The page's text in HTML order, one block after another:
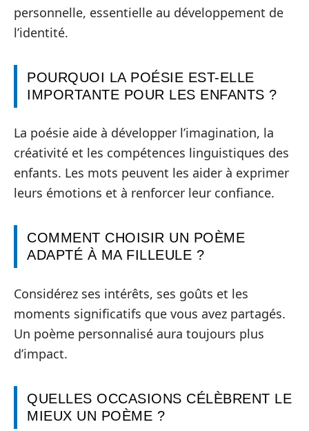
personnelle, essentielle au développement de
l’identité.
POURQUOI LA POÉSIE EST-ELLE
IMPORTANTE POUR LES ENFANTS ?
La poésie aide à développer l’imagination, la
créativité et les compétences linguistiques des
enfants. Les mots peuvent les aider à exprimer
leurs émotions et à renforcer leur confiance.
COMMENT CHOISIR UN POÈME
ADAPTÉ À MA FILLEULE ?
Considérez ses intérêts, ses goûts et les
moments significatifs que vous avez partagés.
Un poème personnalisé aura toujours plus
d’impact.
QUELLES OCCASIONS CÉLÈBRENT LE
MIEUX UN POÈME ?